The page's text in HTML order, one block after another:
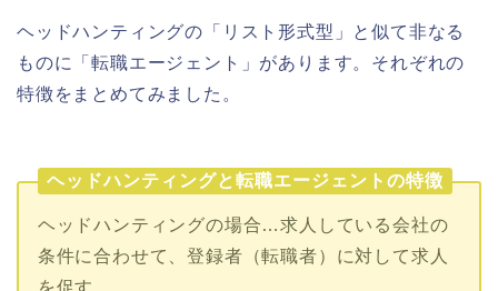
ヘッドハンティングの「リスト形式型」と似て非なる
ものに「転職エージェント」があります。それぞれの
特徴をまとめてみました。
ヘッドハンティングと転職エージェントの特徴
ヘッドハンティングの場合…求人している会社の
条件に合わせて、登録者（転職者）に対して求人
を促す